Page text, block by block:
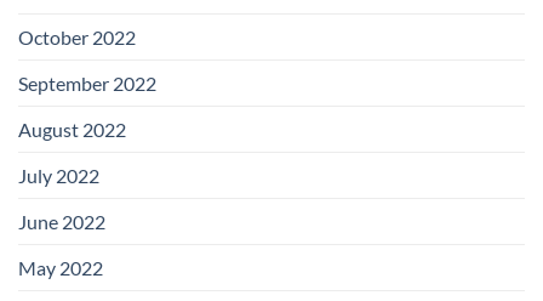
October 2022
September 2022
August 2022
July 2022
June 2022
May 2022